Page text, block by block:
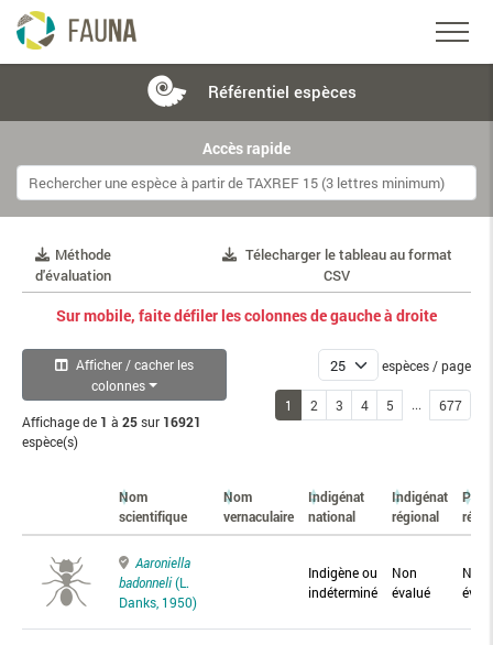
Référentiel espèces
Accès rapide
Méthode
d'évaluation
Télecharger le tableau au format
CSV
Sur mobile, faite défiler les colonnes de gauche à droite
Afficher / cacher les
colonnes
Affichage de 1 à 25sur 16921
espèce(s)
espèces / page
1 2 3 4 5 ... 677
Nom
scientifique
Nom
vernaculaire
Indigénat
national
Indigénat
régional
Aaroniella
badonneli(L.
Danks, 1950)
Indigène ou
indéterminé
Non
évalué
Non